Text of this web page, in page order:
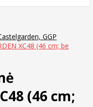
GGP
XC48 (46 cm; be
(46 cm;